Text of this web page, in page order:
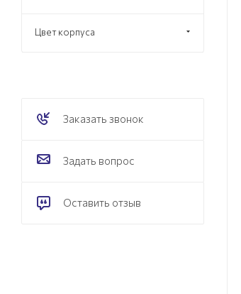
Цвет корпуса
Заказать звонок
Задать вопрос
Оставить отзыв